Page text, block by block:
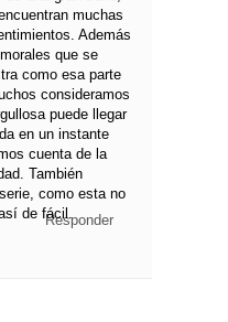
muchas
Además
que se
como esa parte
consideramos
puede llegar
en un instante
cuenta de la
También
como esta no
de fácil.Responder